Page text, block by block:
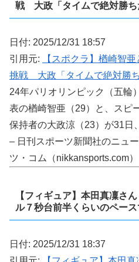
戦 大政「タイムで絶対勝ち
日付: 2025/12/31 18:57
引用元:
【スポクラ】楢崎智
挑戦 大政「タイムで絶対勝
24年パリオリンピック（五輪
表の楢崎智亜（29）と、スピ
保持者の大政涼（23）が31
– 日刊スポーツ新聞社のニュ
ツ・コム（nikkansports.com）
【フィギュア】本田真凜さ
ル７秒台前半くらいのペース
日付: 2025/12/31 18:37